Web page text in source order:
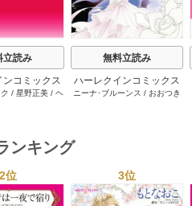
立読み
ンコミックス
年 vol.1002
/ 星野正美 / ヘ
無料立読み
ハーレクインコミックス
セット 2026年 vol.1063
ニーナ･ブルーンス / おおつき
ンキング
2位 3位